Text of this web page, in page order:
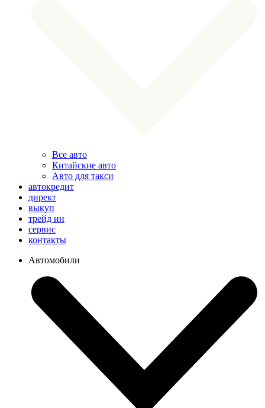
Все авто
Китайские авто
Авто для такси
автокредит
директ
выкуп
трейд ин
сервис
контакты
Автомобили